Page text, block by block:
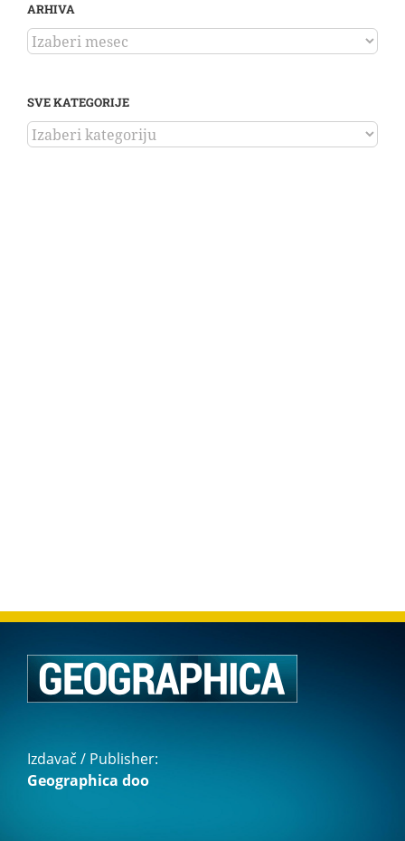
ARHIVA
ARHIVA
SVE KATEGORIJE
SVE
KATEGORIJE
Izdavač / Publisher:
Geographica doo